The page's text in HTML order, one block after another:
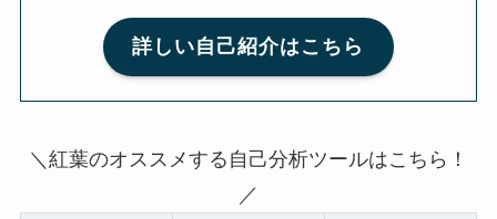
詳しい自己紹介はこちら
＼紅葉のオススメする自己分析ツールはこちら！
／